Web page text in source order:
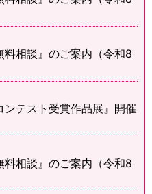
料相談』のご案内（令和8
ンテスト受賞作品展』開催
料相談』のご案内（令和8